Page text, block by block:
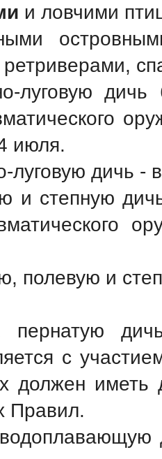
и ловчими
луговую дичь
июля.
луговую дичь -
и степную
полевую и
пернатую
с
должен иметь
Правил.